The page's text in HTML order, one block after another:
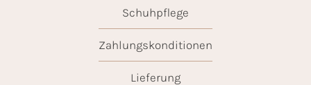
Schuhpflege
Zahlungskonditionen
Lieferung